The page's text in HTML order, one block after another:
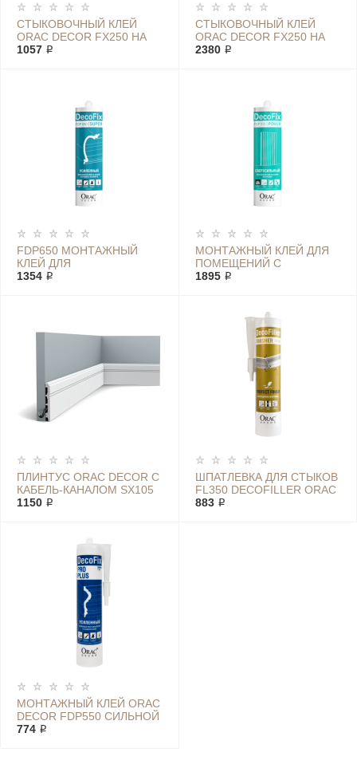
CТЫКОВОЧНЫЙ КЛЕЙ
ORAC DECOR FX250 НА
ПОЛИУРЕТАНОВОЙ
1057 ₽
СТЫКОВОЧНЫЙ КЛЕЙ
ORAC DECOR FX250 НА
ПОЛИУРЕТАНОВОЙ
2380 ₽
FDP650 МОНТАЖНЫЙ
КЛЕЙ ДЛЯ
ДЕКОРА/DECOFIX ORAC
1354 ₽
МОНТАЖНЫЙ КЛЕЙ ДЛЯ
ПОМЕЩЕНИЙ С
ПОВЫШЕННОЙ
1895 ₽
ПЛИНТУС ORAC DECOR С
КАБЕЛЬ-КАНАЛОМ SX105
1150 ₽
ШПАТЛЕВКА ДЛЯ СТЫКОВ
FL350 DECOFILLER ORAC
883 ₽
МОНТАЖНЫЙ КЛЕЙ ORAC
DECOR FDP550 СИЛЬНОЙ
ФИКСАЦИИ DECOFIX PRO
774 ₽